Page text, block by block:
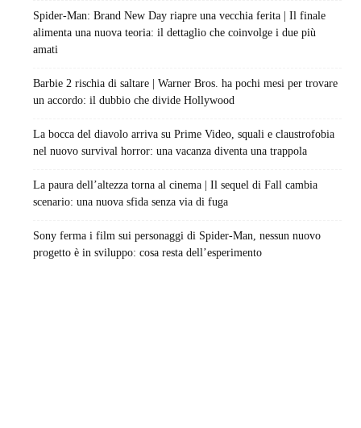
Spider-Man: Brand New Day riapre una vecchia ferita | Il finale
alimenta una nuova teoria: il dettaglio che coinvolge i due più
amati
Barbie 2 rischia di saltare | Warner Bros. ha pochi mesi per trovare
un accordo: il dubbio che divide Hollywood
La bocca del diavolo arriva su Prime Video, squali e claustrofobia
nel nuovo survival horror: una vacanza diventa una trappola
La paura dell’altezza torna al cinema | Il sequel di Fall cambia
scenario: una nuova sfida senza via di fuga
Sony ferma i film sui personaggi di Spider-Man, nessun nuovo
progetto è in sviluppo: cosa resta dell’esperimento